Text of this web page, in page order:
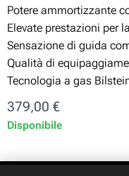
Potere ammortizzante
Elevate prestazioni per
Sensazione di guida
Qualità di
Tecnologia a gas
379,00 €
Disponibile